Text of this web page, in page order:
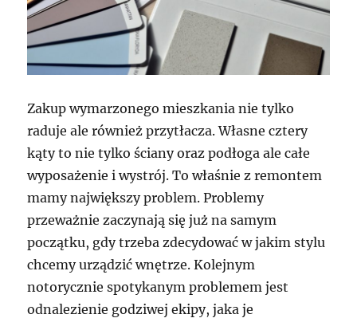
Zakup wymarzonego mieszkania nie tylko
raduje ale również przytłacza. Własne cztery
kąty to nie tylko ściany oraz podłoga ale całe
wyposażenie i wystrój. To właśnie z remontem
mamy największy problem. Problemy
przeważnie zaczynają się już na samym
początku, gdy trzeba zdecydować w jakim stylu
chcemy urządzić wnętrze. Kolejnym
notorycznie spotykanym problemem jest
odnalezienie godziwej ekipy, jaka je